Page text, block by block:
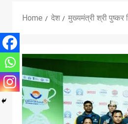
Home देश मुख्यमंत्री श्री